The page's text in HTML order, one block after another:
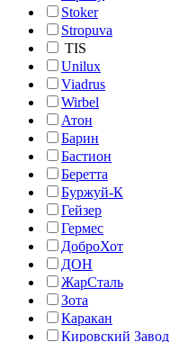
Stoker
Stropuva
TIS
Unilux
Viadrus
Wirbel
Атон
Барин
Бастион
Беретта
Буржуй-К
Гейзер
Гермес
ДоброХот
ДОН
ЖарСталь
Зота
Каракан
Кировский Завод